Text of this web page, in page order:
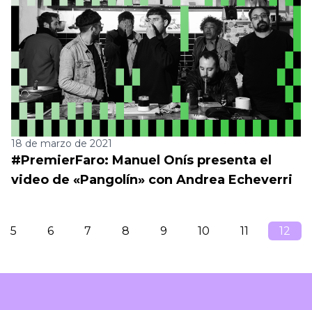
18 de marzo de 2021
#PremierFaro: Manuel Onís presenta el
video de «Pangolín» con Andrea Echeverri
5 6 7 8 9 10 11 12